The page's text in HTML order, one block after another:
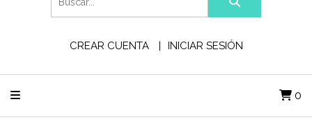
CREAR CUENTA INICIAR SESIÓN
0